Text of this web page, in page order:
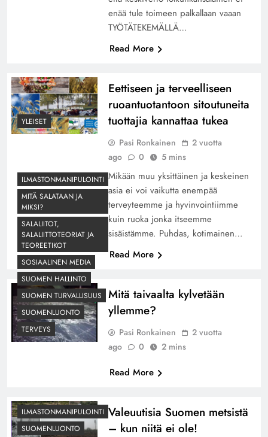
enää tule toimeen palkallaan vaaan
TYÖTÄTEKEMÄLLÄ…
Read More
YLEISET
Eettiseen ja terveelliseen
ruoantuotantoon sitoutuneita
tuottajia kannattaa tukea
Pasi Ronkainen
2 vuotta
ago
0 5 mins
Mikään muu yksittäinen ja keskeinen
asia ei voi vaikutta enempää
terveyteemme ja hyvinvointiimme
kuin ruoka jonka itseemme
sisäistämme. Puhdas, kotimainen…
Read More
ILMASTONMANIPULOINTI
MITÄ SALATAAN JA
MIKSI?
SALALIITOT,
SALALIITTOTEORIAT JA
TEOREETIKOT
SOSIAALINEN MEDIA
SUOMEN HALLINTO
SUOMEN TURVALLISUUS
SUOMENLUONTO
TERVEYS
Mitä taivaalta kylvetään
yllemme?
Pasi Ronkainen
2 vuotta
ago
0 2 mins
Read More
ILMASTONMANIPULOINTI
SUOMENLUONTO
Valeuutisia Suomen metsistä
– kun niitä ei ole!